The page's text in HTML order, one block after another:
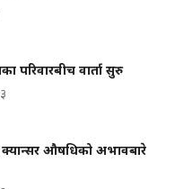
परिवारबीच वार्ता सुरु
औषधिको अभावबारे